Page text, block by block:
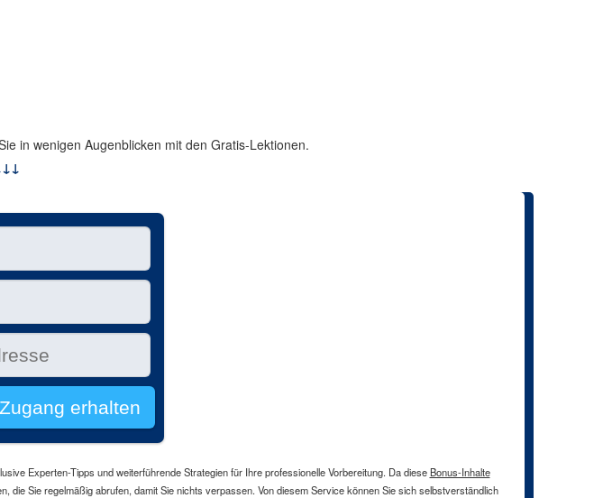
in wenigen Augenblicken mit den Gratis-Lektionen.
Experten-Tipps und weiterführende Strategien für Ihre professionelle Vorbereitung. Da dieseBonus-Inhalte
die Sie regelmäßig abrufen, damit Sie nichts verpassen. Von diesem Service können Sie sich selbstverständlich